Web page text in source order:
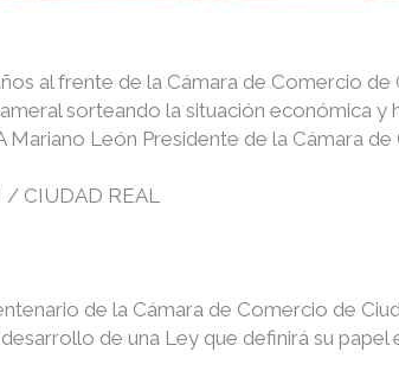
al frente de la Cámara de Comercio
sorteando la situación económica
Mariano León Presidente de la Cámara
CIUDAD REAL
de la Cámara de Comercio de
de una Ley que definirá su